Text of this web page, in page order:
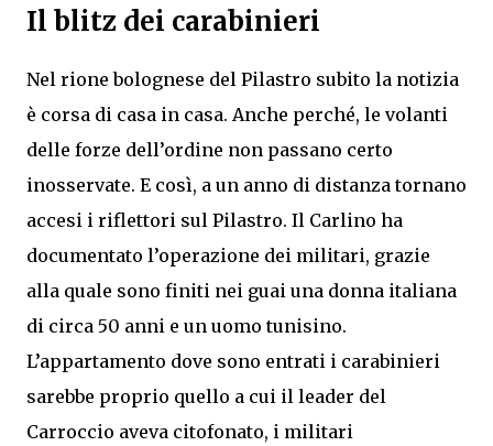
Il blitz dei carabinieri
Nel rione bolognese del Pilastro subito la notizia
è corsa di casa in casa. Anche perché, le volanti
delle forze dell’ordine non passano certo
inosservate. E così, a un anno di distanza tornano
accesi i riflettori sul Pilastro. Il Carlino ha
documentato l’operazione dei militari, grazie
alla quale sono finiti nei guai una donna italiana
di circa 50 anni e un uomo tunisino.
L’appartamento dove sono entrati i carabinieri
sarebbe proprio quello a cui il leader del
Carroccio aveva citofonato, i militari